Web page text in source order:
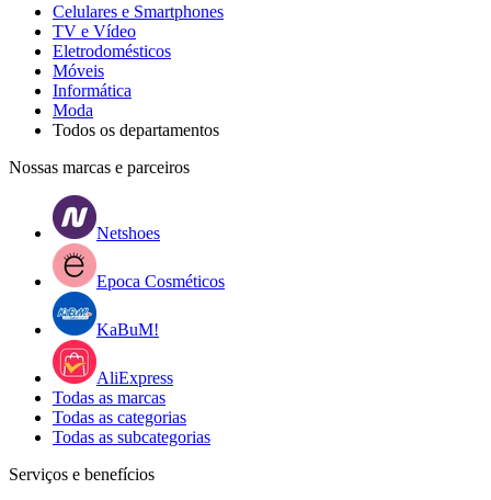
Celulares e Smartphones
TV e Vídeo
Eletrodomésticos
Móveis
Informática
Moda
Todos os departamentos
Nossas marcas e parceiros
Netshoes
Epoca Cosméticos
KaBuM!
AliExpress
Todas as marcas
Todas as categorias
Todas as subcategorias
Serviços e benefícios